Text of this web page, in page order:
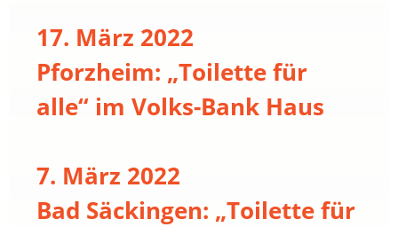
17. März 2022
Pforzheim: „Toilette für
alle“ im Volks-Bank Haus
7. März 2022
Bad Säckingen: „Toilette für